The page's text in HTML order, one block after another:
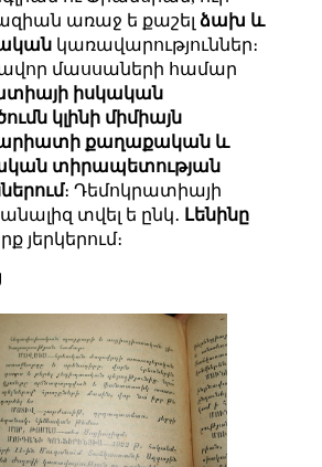
առաջ ե քաշել ձախ և
կառավարություններ։
մասսաների համար
իսկական
կլինի միմիայն
քաղաքական և
տիրապետության
։ Դեմոկրատիայի
տվել ե ընկ․ Լենինը
յերկերում։